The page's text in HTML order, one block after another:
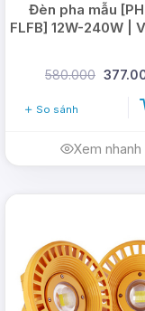
Đèn pha mẫu
FLFB] 12W-240W |
580.000
So sánh
Xem nhanh